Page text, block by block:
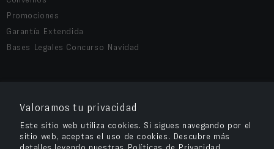
Valoramos tu privacidad
Este sitio web utiliza cookies. Si sigues navegando por el
sitio web, aceptas el uso de cookies. Descubre más
Promociones
Garantía Extendida
Bases Legales Concurso Navidad